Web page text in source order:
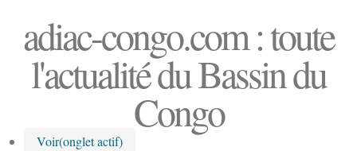
adiac-congo.com : toute
l'actualité du Bassin du
Congo
Voir(onglet actif)